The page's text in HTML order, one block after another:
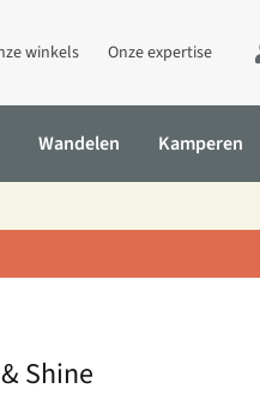
winkels Onze expertise
Wandelen Kamperen
Shine